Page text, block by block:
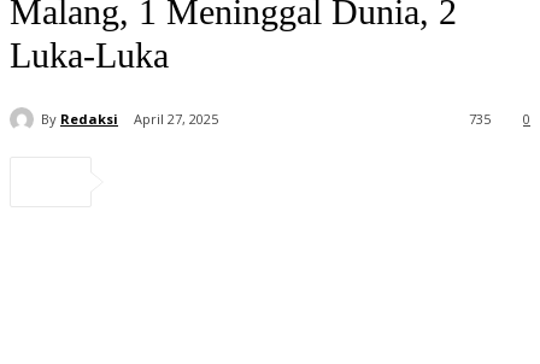
Malang, 1 Meninggal Dunia, 2
Luka-Luka
By Redaksi April 27, 2025 0
735